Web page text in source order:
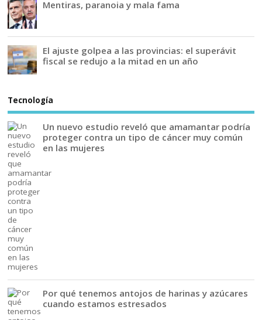
Mentiras, paranoia y mala fama
El ajuste golpea a las provincias: el superávit
fiscal se redujo a la mitad en un año
Tecnología
Un nuevo estudio reveló que amamantar podría
proteger contra un tipo de cáncer muy común
en las mujeres
Por qué tenemos antojos de harinas y azúcares
cuando estamos estresados